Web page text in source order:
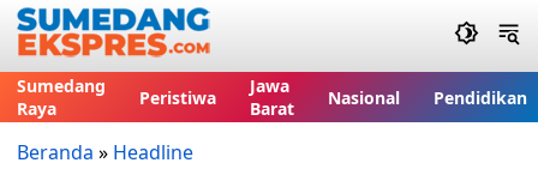
Sumedang
Raya
Peristiwa
Jawa
Barat
Nasional Pendidikan
Beranda » Headline